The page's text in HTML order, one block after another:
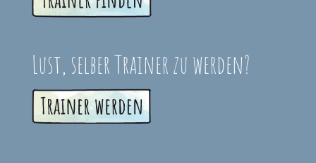
Lust, selber Trainer zu werden?